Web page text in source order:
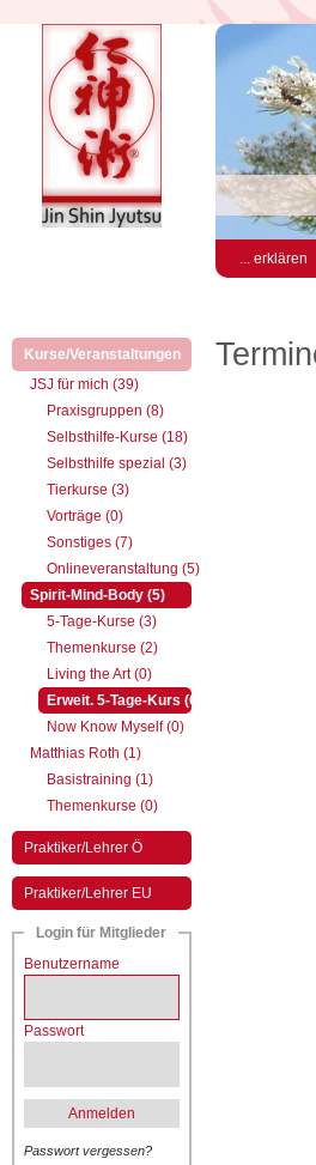
... erklären
Kurse/Veranstaltungen
(aktiv)
JSJ für mich (39)
Praxisgruppen (8)
Selbsthilfe-Kurse (18)
Selbsthilfe spezial (3)
Tierkurse (3)
Vorträge (0)
Sonstiges (7)
Onlineveranstaltung (5)
Spirit-Mind-Body (5)(aktiv)
5-Tage-Kurse (3)
Themenkurse (2)
Living the Art (0)
Erweit. 5-Tage-Kurs (0)
Now Know Myself (0)
Matthias Roth (1)
Basistraining (1)
Themenkurse (0)
Praktiker/Lehrer Ö
Praktiker/Lehrer EU
Login für Mitglieder
Benutzername
Passwort
Anmelden
Passwort vergessen?